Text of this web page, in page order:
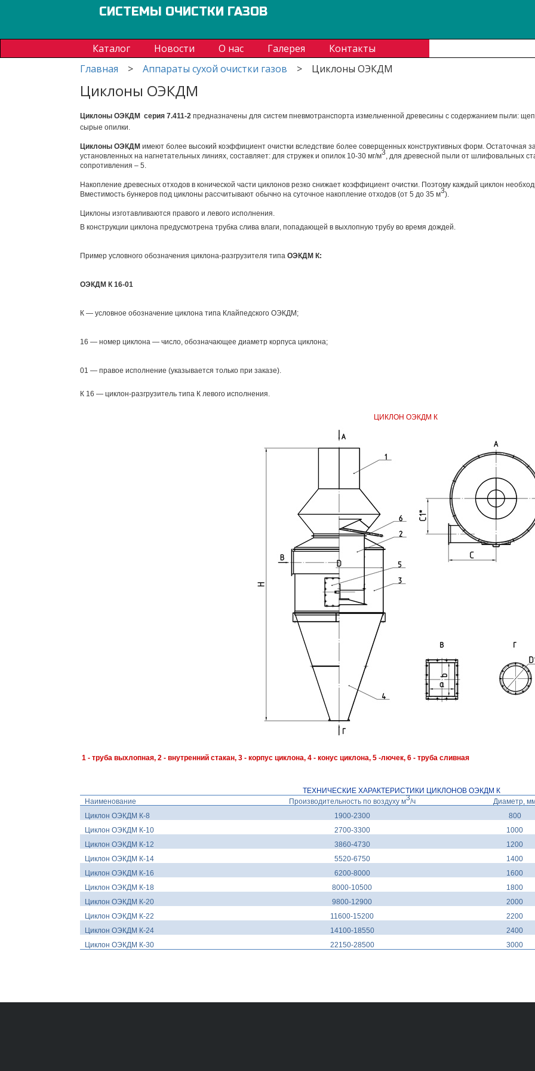
СИСТЕМЫ ОЧИСТКИ ГАЗОВ
Каталог Новости О нас Галерея
Контакты
Главная
> Аппараты сухой очистки газов > Циклоны ОЭКДМ
Циклоны ОЭКДМ
Циклоны ОЭКДМ серия 7.411-2предназначены для систем пневмотранспорта измельченной древесины с содержанием пыли:
сырые опилки.
Циклоны ОЭКДМимеют более высокий коэффициент очистки вследствие более совершенных конструктивных форм. Остаточная
установленных на нагнетательных линиях, составляет: для стружек и опилок 10-30 мг/м3 , для древесной пыли от шлифовальных
сопротивления – 5.
Накопление древесных отходов в конической части циклонов резко снижает коэффициент очистки. Поэтому каждый циклон
Вместимость бункеров под циклоны рассчитывают обычно на суточное накопление отходов (от 5 до 35 м3).
Циклоны изготавливаются правого и левого исполнения.
В конструкции циклона предусмотрена трубка слива влаги, попадающей в выхлопную трубу во время дождей.
Пример условного обозначения циклона-разгрузителя типаОЭКДМ К:
ОЭКДМ К 16-01
К — условное обозначение циклона типа Клайпедского ОЭКДМ;
16 — номер циклона — число, обозначающее диаметр корпуса циклона;
01 — правое исполнение (указывается только при заказе).
К 16 — циклон-разгрузитель типа К левого исполнения.
ЦИКЛОН ОЭКДМ К
1 - труба выхлопная, 2 - внутренний стакан, 3 - корпус циклона, 4 - конус циклона, 5 -лючек, 6 - труба сливная
ТЕХНИЧЕСКИЕ ХАРАКТЕРИСТИКИ ЦИКЛОНОВ ОЭКДМ К
Наименование
Производительность по воздуху м3/ч Диаметр,
Циклон ОЭКДМ К-8
1900-2300 800
Циклон ОЭКДМ К-10
2700-3300 1000
Циклон ОЭКДМ К-12
3860-4730 1200
Циклон ОЭКДМ К-14
5520-6750 1400
Циклон ОЭКДМ К-16
6200-8000 1600
Циклон ОЭКДМ К-18
8000-10500 1800
Циклон ОЭКДМ К-20
9800-12900 2000
Циклон ОЭКДМ К-22
11600-15200 2200
Циклон ОЭКДМ К-24
14100-18550 2400
Циклон ОЭКДМ К-30
22150-28500 3000